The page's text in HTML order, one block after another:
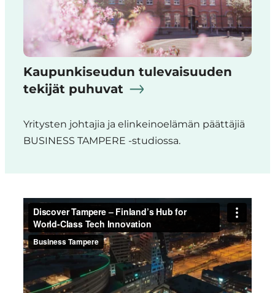
Kaupunkiseudun tulevaisuuden
tekijät puhuvat
Yritysten johtajia ja elinkeinoelämän päättäjiä
BUSINESS TAMPERE -studiossa.